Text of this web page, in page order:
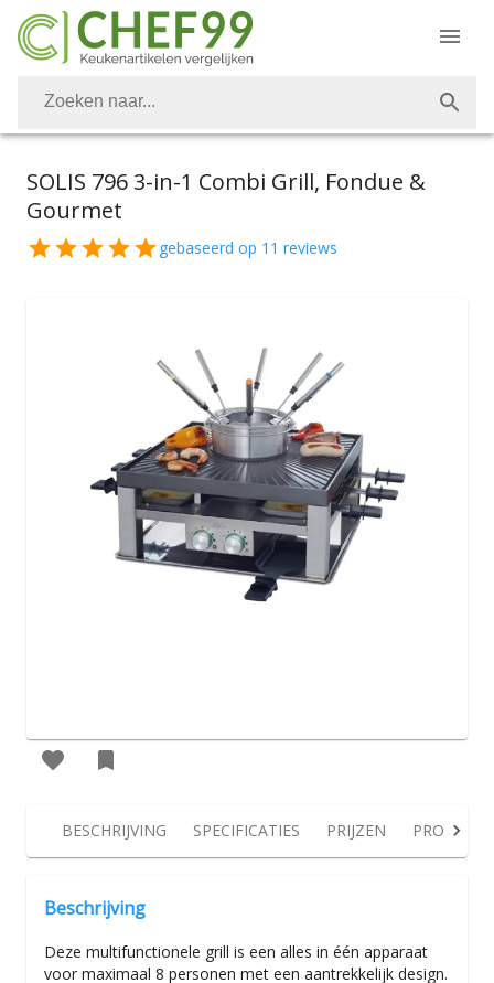
SOLIS 796 3-in-1 Combi Grill, Fondue &
Gourmet
gebaseerd op 11 reviews
BESCHRIJVING SPECIFICATIES PRIJZEN
Beschrijving
Deze multifunctionele grill is een alles in één apparaat
voor maximaal 8 personen met een aantrekkelijk design.